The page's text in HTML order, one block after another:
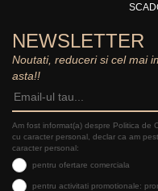
NEWSLETTER
Noutati, reduceri si cel mai
asta!!
Am fost informat(a) despre Politica de
cu caracter personal, declar ca am
caracter personal:
pentru ofertare comerciala
pentru activitati promotionale: